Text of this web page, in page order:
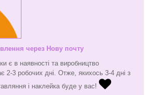
через Нову почту
є в наявності та виробництво
2-3 робочих дні. Отже, якихось 3-4 дні з
і наклейка буде у вас!